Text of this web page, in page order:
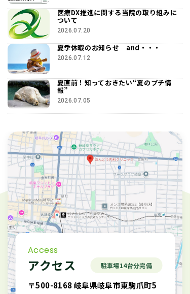
医療DX推進に関する当院の取り組みに
ついて
2026.07.20
夏季休暇のお知らせ and・・・
2026.07.12
夏直前！知っておきたい“夏のプチ情
報”
2026.07.05
アクセス
Access
駐車場14台分完備
〒500-8168 岐阜県岐阜市東駒爪町5